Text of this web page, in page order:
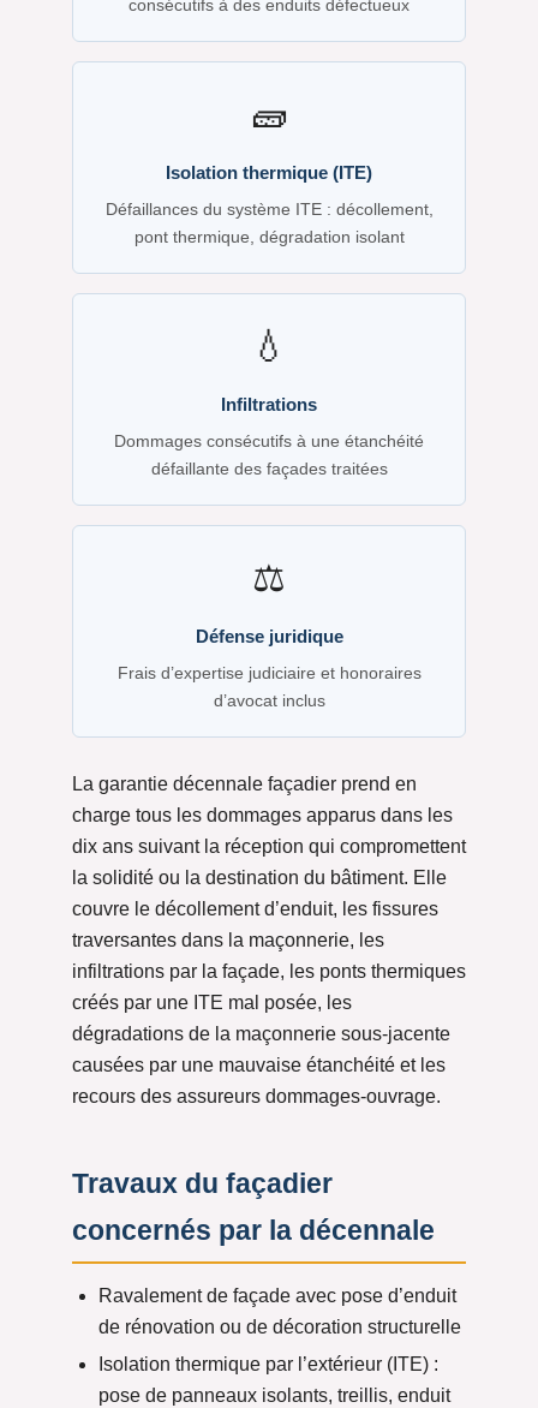
consécutifs à des enduits défectueux
🧱
Isolation thermique (ITE)
Défaillances du système ITE : décollement,
pont thermique, dégradation isolant
💧
Infiltrations
Dommages consécutifs à une étanchéité
défaillante des façades traitées
⚖️
Défense juridique
Frais d’expertise judiciaire et honoraires
d’avocat inclus
La garantie décennale façadier prend en
charge tous les dommages apparus dans les
dix ans suivant la réception qui compromettent
la solidité ou la destination du bâtiment. Elle
couvre le décollement d’enduit, les fissures
traversantes dans la maçonnerie, les
infiltrations par la façade, les ponts thermiques
créés par une ITE mal posée, les
dégradations de la maçonnerie sous-jacente
causées par une mauvaise étanchéité et les
recours des assureurs dommages-ouvrage.
Travaux du façadier
concernés par la décennale
Ravalement de façade avec pose d’enduit
de rénovation ou de décoration structurelle
Isolation thermique par l’extérieur (ITE) :
pose de panneaux isolants, treillis, enduit